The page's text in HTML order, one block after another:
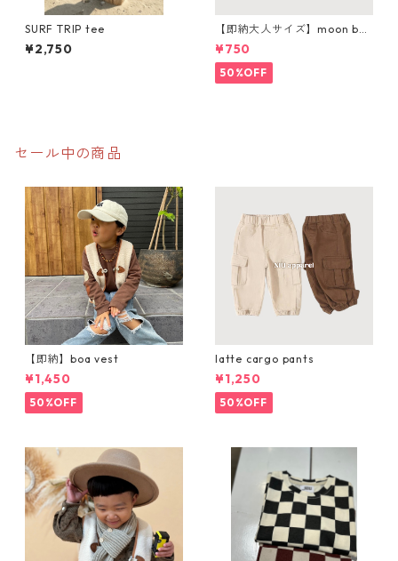
SURF TRIP tee
¥2,750
【即納大人サイズ】moon bea
nie
¥750
50%OFF
セール中の商品
【即納】boa vest
¥1,450
50%OFF
latte cargo pants
¥1,250
50%OFF